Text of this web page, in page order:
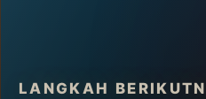
LANGKAH